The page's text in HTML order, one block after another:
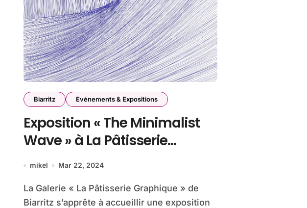
Biarritz Evénements & Expositions
Exposition « The Minimalist
Wave » à La Pâtisserie
Graphique Biarritz : Une
Plongée dans l’Univers du
Surf Minimaliste
mikel Mar 22, 2024
La Galerie « La Pâtisserie Graphique » de
Biarritz s’apprête à accueillir une exposition